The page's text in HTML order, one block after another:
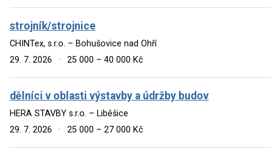
strojník/strojnice
CHINTex, s.r.o. – Bohušovice nad Ohří
29. 7. 2026
· 25 000 – 40 000 Kč
dělníci v oblasti výstavby a údržby budov
HERA STAVBY s.r.o. – Liběšice
29. 7. 2026
· 25 000 – 27 000 Kč